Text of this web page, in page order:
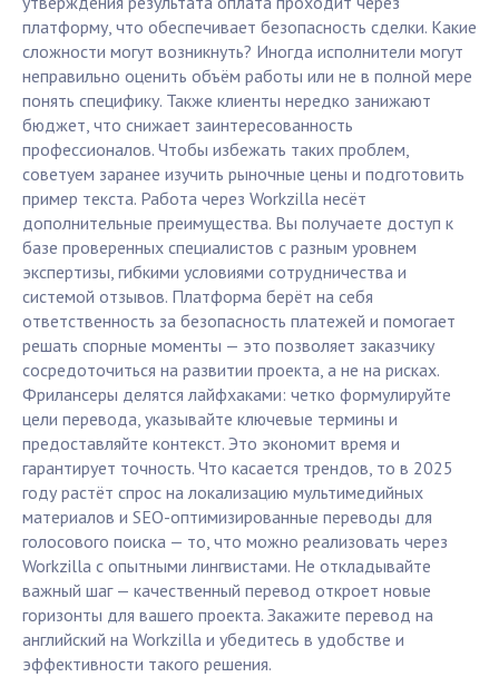
платформу, что обеспечивает безопасность сделки. Какие
сложности могут возникнуть? Иногда исполнители могут
неправильно оценить объём работы или не в полной мере
понять специфику. Также клиенты нередко занижают
бюджет, что снижает заинтересованность
профессионалов. Чтобы избежать таких проблем,
советуем заранее изучить рыночные цены и подготовить
пример текста. Работа через Workzilla несёт
дополнительные преимущества. Вы получаете доступ к
базе проверенных специалистов с разным уровнем
экспертизы, гибкими условиями сотрудничества и
системой отзывов. Платформа берёт на себя
ответственность за безопасность платежей и помогает
решать спорные моменты — это позволяет заказчику
сосредоточиться на развитии проекта, а не на рисках.
Фрилансеры делятся лайфхаками: четко формулируйте
цели перевода, указывайте ключевые термины и
предоставляйте контекст. Это экономит время и
гарантирует точность. Что касается трендов, то в 2025
году растёт спрос на локализацию мультимедийных
материалов и SEO-оптимизированные переводы для
голосового поиска — то, что можно реализовать через
Workzilla с опытными лингвистами. Не откладывайте
важный шаг — качественный перевод откроет новые
горизонты для вашего проекта. Закажите перевод на
английский на Workzilla и убедитесь в удобстве и
эффективности такого решения.